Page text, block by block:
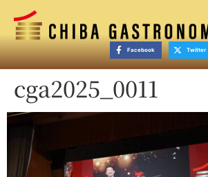
Facebook Twitter
cga2025_0011